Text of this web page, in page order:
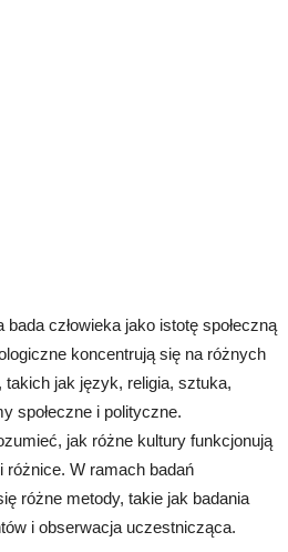
człowieka jako istotę społeczną
koncentrują się na różnych
takich jak język, religia, sztuka,
społeczne i polityczne.
jak różne kultury funkcjonują
różnice. W ramach badań
różne metody, takie jak badania
i obserwacja uczestnicząca.